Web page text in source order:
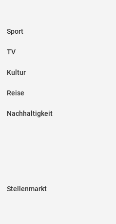
Sport
TV
Kultur
Reise
Nachhaltigkeit
Stellenmarkt